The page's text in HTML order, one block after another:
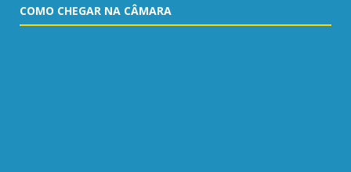
COMO CHEGAR NA CÂMARA